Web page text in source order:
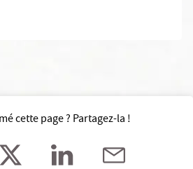
cette page ? Partagez-la !